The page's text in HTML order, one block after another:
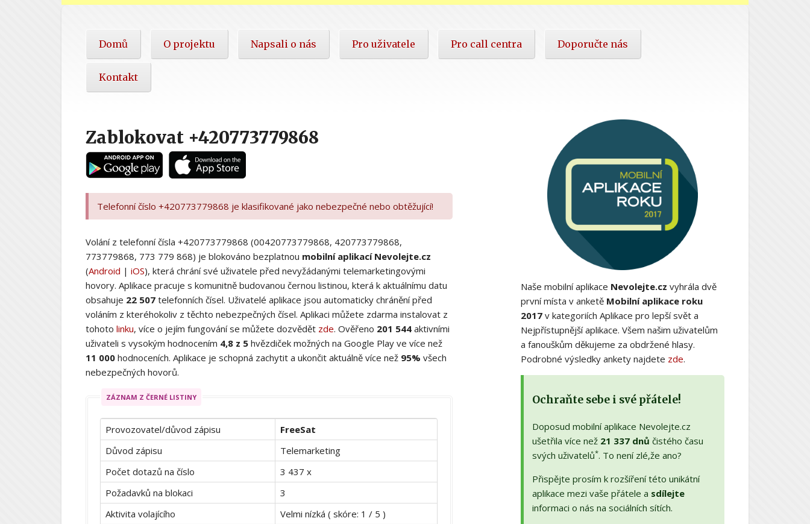
Domů O projektu Napsali o nás Pro uživatele Pro call centra Doporučte nás
Kontakt
Zablokovat +420773779868
Telefonní číslo +420773779868 je klasifikované jako nebezpečné nebo obtěžující!
Volání z telefonní čísla +420773779868 (00420773779868, 420773779868,
773779868, 773 779 868) je blokováno bezplatnou mobilní aplikací Nevolejte.cz
(Android | iOS), která chrání své uživatele před nevyžádanými telemarketingovými
hovory. Aplikace pracuje s komunitně budovanou černou listinou, která k aktuálnímu datu
obsahuje 22 507 telefonních čísel. Uživatelé aplikace jsou automaticky chránění před
voláním z kteréhokoliv z těchto nebezpečných čísel. Aplikaci můžete zdarma instalovat z
tohoto linku, více o jejím fungování se můžete dozvědět zde. Ověřeno 201 544 aktivními
uživateli s vysokým hodnocením 4,8 z 5 hvězdiček možných na Google Play ve více než
11 000 hodnoceních. Aplikace je schopná zachytit a ukončit aktuálně více než 95% všech
nebezpečných hovorů.
ZÁZNAM Z ČERNÉ LISTINY
Provozovatel/důvod zápisu
FreeSat
Důvod zápisu
Telemarketing
Počet dotazů na číslo
3 437 x
Požadavků na blokaci
3
Aktivita volajícího
Velmi nízká ( skóre: 1 / 5 )
Naše mobilní aplikace Nevolejte.cz vyhrála dvě
první místa v anketě Mobilní aplikace roku
2017v kategoriích Aplikace pro lepší svět a
Nejpřístupnější aplikace. Všem našim uživatelům
a fanouškům děkujeme za obdržené hlasy.
Podrobné výsledky ankety najdete zde.
Ochraňte sebe i své přátele!
Doposud mobilní aplikace Nevolejte.cz
ušetřila více než 21 337 dnů čistého času
svých uživatelů*. To není zlé,že ano?
Přispějte prosím k rozšíření této unikátní
aplikace mezi vaše přátele a sdílejte
informaci o nás na sociálních sítích.